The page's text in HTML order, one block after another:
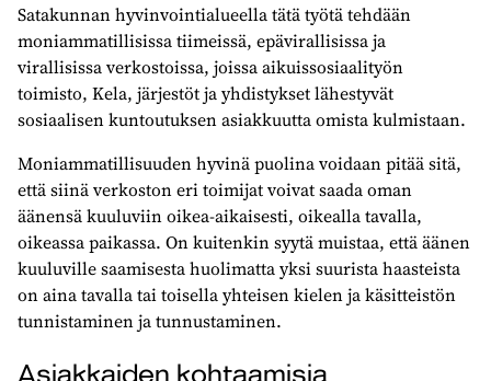
Satakunnan hyvinvointialueella tätä työtä tehdään
moniammatillisissa tiimeissä, epävirallisissa ja
virallisissa verkostoissa, joissa aikuissosiaalityön
toimisto, Kela, järjestöt ja yhdistykset lähestyvät
sosiaalisen kuntoutuksen asiakkuutta omista kulmistaan.
Moniammatillisuuden hyvinä puolina voidaan pitää sitä,
että siinä verkoston eri toimijat voivat saada oman
äänensä kuuluviin oikea-aikaisesti, oikealla tavalla,
oikeassa paikassa. On kuitenkin syytä muistaa, että äänen
kuuluville saamisesta huolimatta yksi suurista haasteista
on aina tavalla tai toisella yhteisen kielen ja käsitteistön
tunnistaminen ja tunnustaminen.
Asiakkaiden kohtaamisia